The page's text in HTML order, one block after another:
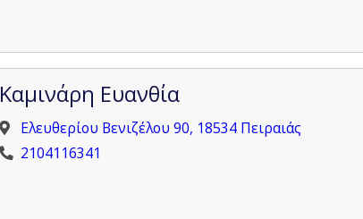
Καμινάρη Ευανθία
Ελευθερίου Βενιζέλου 90, 18534 Πειραιάς
2104116341